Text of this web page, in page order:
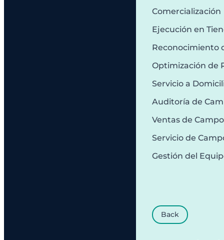
Comercialización
Ejecución en
Reconocimiento
Optimización de
Servicio a
Auditoría de
Ventas de Campo
Servicio de
Gestión del
Back